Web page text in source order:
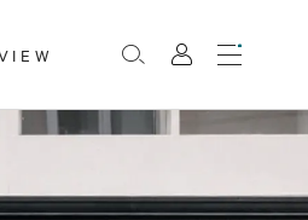
Rechercher
Mon
compte
Menu